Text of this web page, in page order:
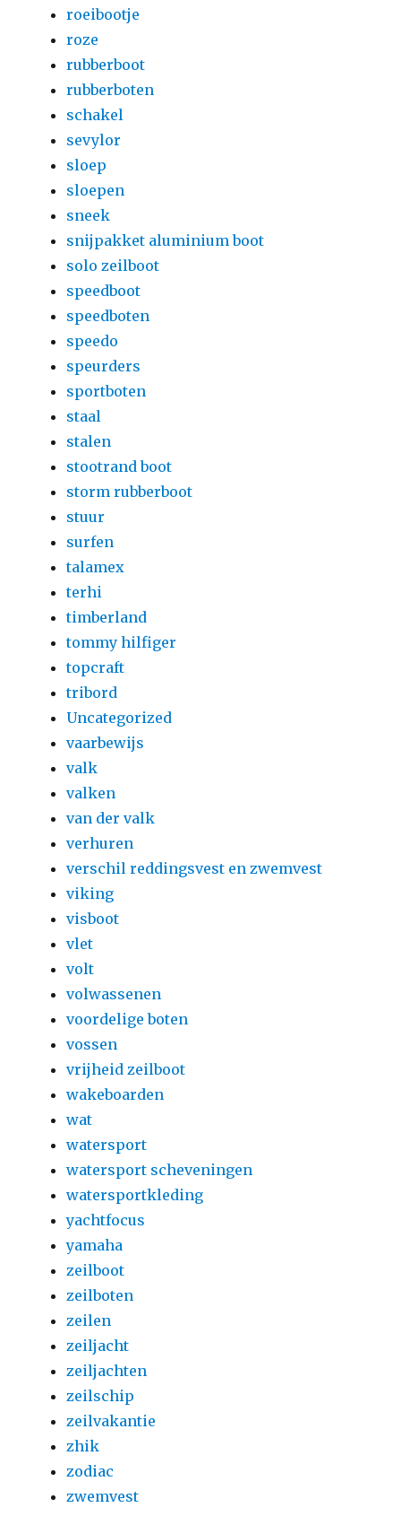
roeibootje
roze
rubberboot
rubberboten
schakel
sevylor
sloep
sloepen
sneek
snijpakket aluminium boot
solo zeilboot
speedboot
speedboten
speedo
speurders
sportboten
staal
stalen
stootrand boot
storm rubberboot
stuur
surfen
talamex
terhi
timberland
tommy hilfiger
topcraft
tribord
Uncategorized
vaarbewijs
valk
valken
van der valk
verhuren
verschil reddingsvest en zwemvest
viking
visboot
vlet
volt
volwassenen
voordelige boten
vossen
vrijheid zeilboot
wakeboarden
wat
watersport
watersport scheveningen
watersportkleding
yachtfocus
yamaha
zeilboot
zeilboten
zeilen
zeiljacht
zeiljachten
zeilschip
zeilvakantie
zhik
zodiac
zwemvest